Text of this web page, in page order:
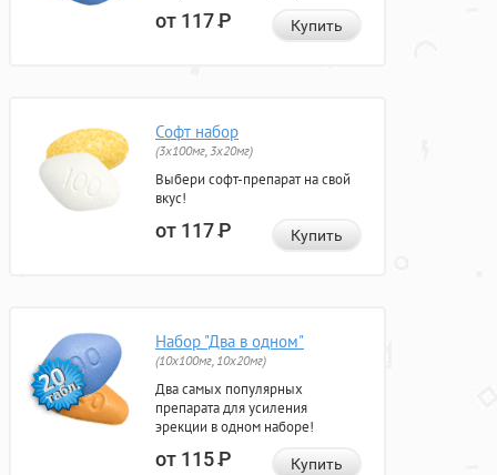
от 117Р Купить
Софт набор
(3x100мг, 3x20мг)
Выбери софт-препарат на свой
вкус!
от 117Р Купить
Набор "Два в одном"
(10x100мг, 10x20мг)
Два самых популярных
препарата для усиления
эрекции в одном наборе!
от 115Р Купить